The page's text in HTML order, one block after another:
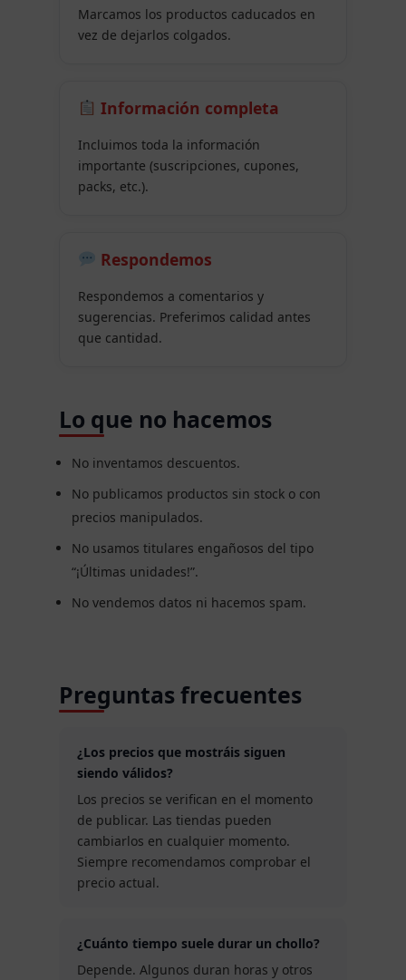
Marcamos los productos caducados en
vez de dejarlos colgados.
Información completa
Incluimos toda la información
importante (suscripciones, cupones,
packs, etc.).
Respondemos
Respondemos a comentarios y
sugerencias. Preferimos calidad antes
que cantidad.
Lo que no hacemos
No inventamos descuentos.
No publicamos productos sin stock o con
precios manipulados.
No usamos titulares engañosos del tipo
“¡Últimas unidades!”.
No vendemos datos ni hacemos spam.
Preguntas frecuentes
¿Los precios que mostráis siguen
siendo válidos?
Los precios se verifican en el momento
de publicar. Las tiendas pueden
cambiarlos en cualquier momento.
Siempre recomendamos comprobar el
precio actual.
¿Cuánto tiempo suele durar un chollo?
Depende. Algunos duran horas y otros